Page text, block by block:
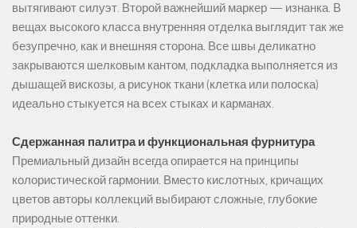
вытягивают силуэт. Второй важнейший маркер — изнанка. В
вещах высокого класса внутренняя отделка выглядит так же
безупречно, как и внешняя сторона. Все швы деликатно
закрываются шелковым кантом, подкладка выполняется из
дышащей вискозы, а рисунок ткани (клетка или полоска)
идеально стыкуется на всех стыках и карманах.
Сдержанная палитра и функциональная фурнитура
Премиальный дизайн всегда опирается на принципы
колористической гармонии. Вместо кислотных, кричащих
цветов авторы коллекций выбирают сложные, глубокие
природные оттенки.